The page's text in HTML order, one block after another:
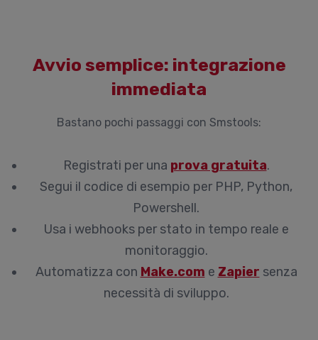
Avvio semplice: integrazione
immediata
Bastano pochi passaggi con Smstools:
Registrati per una prova gratuita.
Segui il codice di esempio per PHP, Python,
Powershell.
Usa i webhooks per stato in tempo reale e
monitoraggio.
Automatizza con Make.com e Zapier senza
necessità di sviluppo.